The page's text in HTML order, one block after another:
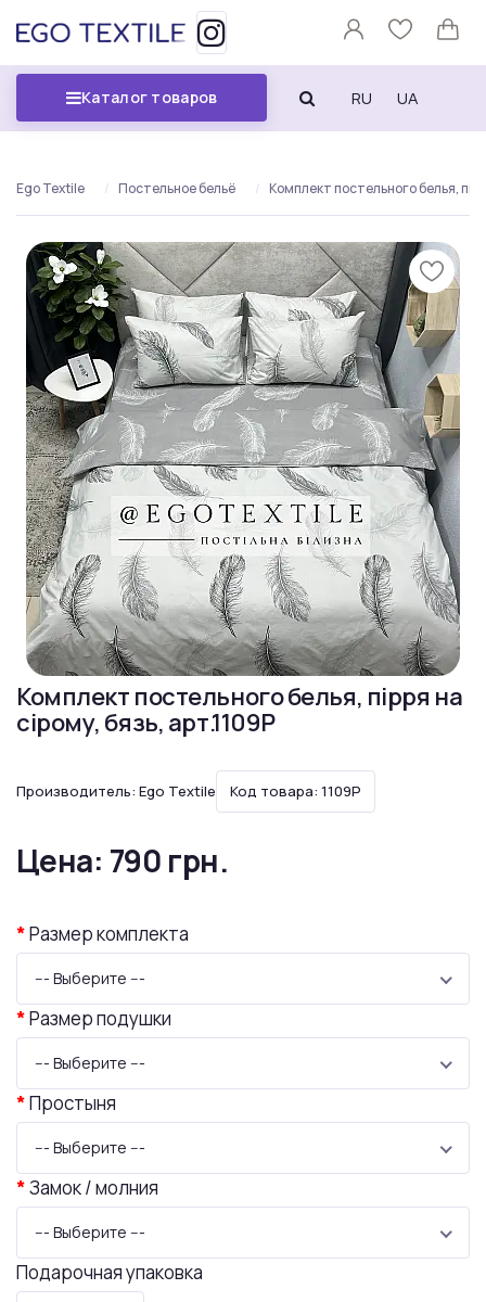
Каталог товаров RU UA
Ego Textile Постельное бельё Комплект постельного белья,
Комплект постельного белья, пірря на
сірому, бязь, арт.1109P
Производитель: Ego Textile Код товара: 1109P
Цена: 790 грн.
Размер комплекта
--- Выберите ---
Размер подушки
--- Выберите ---
Простыня
--- Выберите ---
Замок / молния
--- Выберите ---
Подарочная упаковка